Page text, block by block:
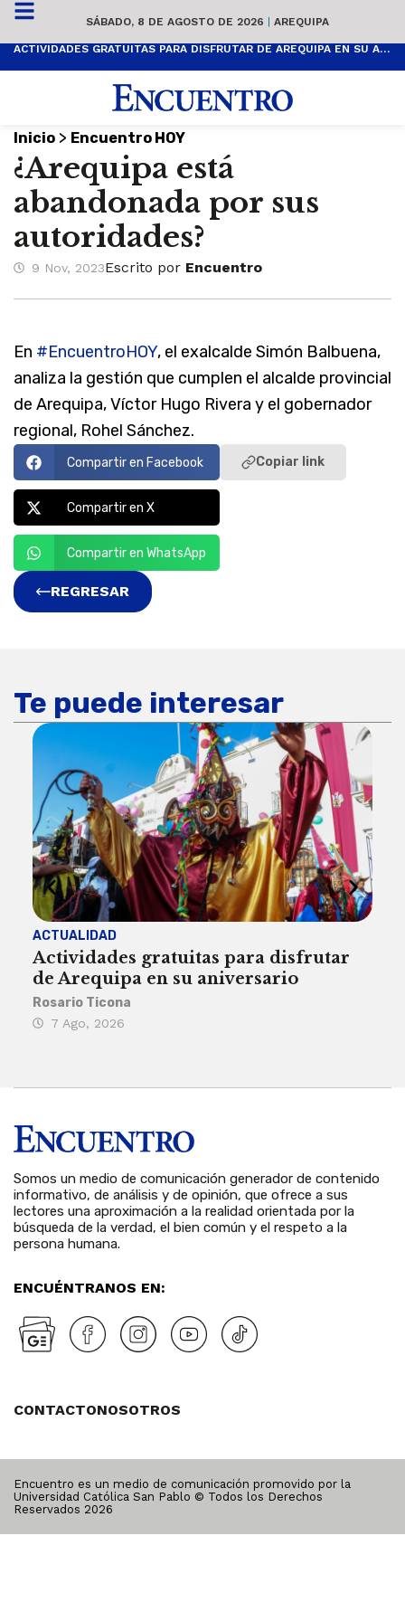
SÁBADO, 8 DE AGOSTO DE 2026 | AREQUIPA
ACTIVIDADES GRATUITAS PARA DISFRUTAR DE AREQUIPA EN SU ANIVERSARIO
Inicio > Encuentro HOY
¿Arequipa está
abandonada por sus
autoridades?
9 Nov, 2023Escrito por Encuentro
En #EncuentroHOY, el exalcalde Simón Balbuena,
analiza la gestión que cumplen el alcalde provincial
de Arequipa, Víctor Hugo Rivera y el gobernador
regional, Rohel Sánchez.
Compartir en Facebook
Compartir en X
Compartir en WhatsApp
Copiar link
REGRESAR
Te puede interesar
ACTUALIDAD
Actividades gratuitas para disfrutar
de Arequipa en su aniversario
Rosario Ticona
7 Ago, 2026
Somos un medio de comunicación generador de contenido
informativo, de análisis y de opinión, que ofrece a sus
lectores una aproximación a la realidad orientada por la
búsqueda de la verdad, el bien común y el respeto a la
persona humana.
ENCUÉNTRANOS EN:
CONTACTONOSOTROS
Encuentro es un medio de comunicación promovido por la
Universidad Católica San Pablo © Todos los Derechos
Reservados 2026